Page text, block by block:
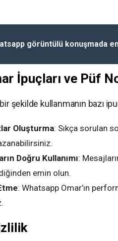
görüntülü konuşmada
İpuçları ve Püf
şekilde kullanmanın bazı
Oluşturma: Sıkça sorulan
Doğru Kullanımı:
emin olun.
: Whatsapp Omar’ın